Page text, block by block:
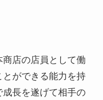
店の店員として働
ができる能力を持
長を遂げて相手の